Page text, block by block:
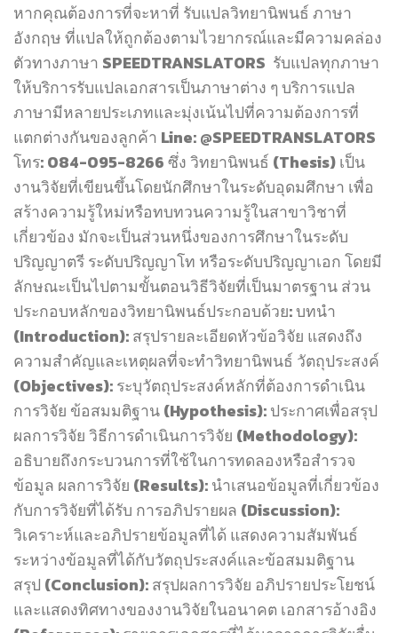
หากคุณต้องการที่จะหาที่ รับแปลวิทยานิพนธ์ ภาษา
อังกฤษ ที่แปลให้ถูกต้องตามไวยากรณ์และมีความคล่อง
ตัวทางภาษา SPEEDTRANSLATORS รับแปลทุกภาษา
ให้บริการรับแปลเอกสารเป็นภาษาต่าง ๆ บริการแปล
ภาษามีหลายประเภทและมุ่งเน้นไปที่ความต้องการที่
แตกต่างกันของลูกค้า Line: @SPEEDTRANSLATORS
โทร: 084-095-8266 ซึ่ง วิทยานิพนธ์ (Thesis) เป็น
งานวิจัยที่เขียนขึ้นโดยนักศึกษาในระดับอุดมศึกษา เพื่อ
สร้างความรู้ใหม่หรือทบทวนความรู้ในสาขาวิชาที่
เกี่ยวข้อง มักจะเป็นส่วนหนึ่งของการศึกษาในระดับ
ปริญญาตรี ระดับปริญญาโท หรือระดับปริญญาเอก โดยมี
ลักษณะเป็นไปตามขั้นตอนวิธีวิจัยที่เป็นมาตรฐาน ส่วน
ประกอบหลักของวิทยานิพนธ์ประกอบด้วย: บทนำ
(Introduction): สรุปรายละเอียดหัวข้อวิจัย แสดงถึง
ความสำคัญและเหตุผลที่จะทำวิทยานิพนธ์ วัตถุประสงค์
(Objectives): ระบุวัตถุประสงค์หลักที่ต้องการดำเนิน
การวิจัย ข้อสมมติฐาน (Hypothesis): ประกาศเพื่อสรุป
ผลการวิจัย วิธีการดำเนินการวิจัย (Methodology):
อธิบายถึงกระบวนการที่ใช้ในการทดลองหรือสำรวจ
ข้อมูล ผลการวิจัย (Results): นำเสนอข้อมูลที่เกี่ยวข้อง
กับการวิจัยที่ได้รับ การอภิปรายผล (Discussion):
วิเคราะห์และอภิปรายข้อมูลที่ได้ แสดงความสัมพันธ์
ระหว่างข้อมูลที่ได้กับวัตถุประสงค์และข้อสมมติฐาน
สรุป (Conclusion): สรุปผลการวิจัย อภิปรายประโยชน์
และแสดงทิศทางของงานวิจัยในอนาคต เอกสารอ้างอิง